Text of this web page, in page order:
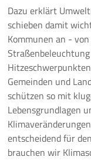
Statements
Positionen
Jobs
Mediathek
Akkreditierung
Dazu erklärt
schieben damit
Kommunen an -
Gemeinden und
schützen so mit
Lebensgrundlagen
entscheidend für
brauchen wir